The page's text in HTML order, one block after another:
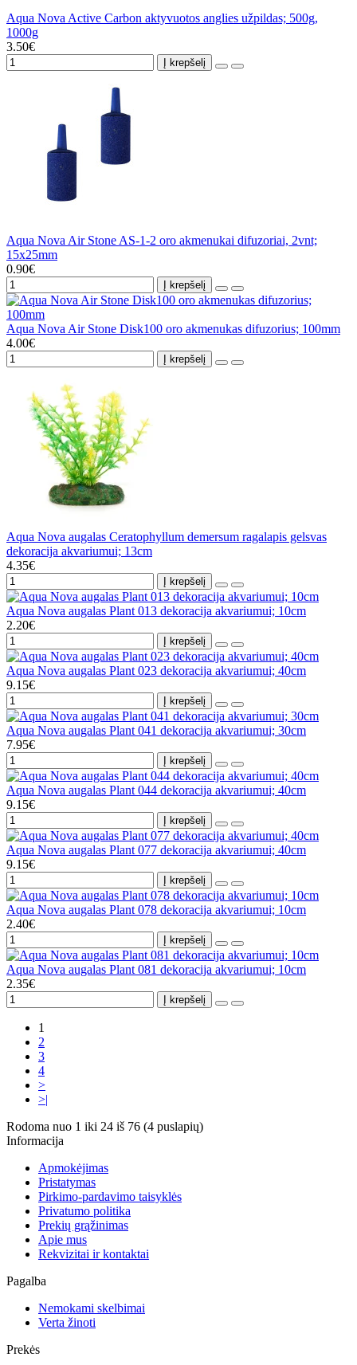
Aqua Nova Active Carbon aktyvuotos anglies užpildas; 500g,
1000g
3.50€
Į krepšelį
Aqua Nova Air Stone AS-1-2 oro akmenukai difuzoriai, 2vnt;
15x25mm
0.90€
Į krepšelį
Aqua Nova Air Stone Disk100 oro akmenukas difuzorius; 100mm
4.00€
Į krepšelį
Aqua Nova augalas Ceratophyllum demersum ragalapis gelsvas
dekoracija akvariumui; 13cm
4.35€
Į krepšelį
Aqua Nova augalas Plant 013 dekoracija akvariumui; 10cm
2.20€
Į krepšelį
Aqua Nova augalas Plant 023 dekoracija akvariumui; 40cm
9.15€
Į krepšelį
Aqua Nova augalas Plant 041 dekoracija akvariumui; 30cm
7.95€
Į krepšelį
Aqua Nova augalas Plant 044 dekoracija akvariumui; 40cm
9.15€
Į krepšelį
Aqua Nova augalas Plant 077 dekoracija akvariumui; 40cm
9.15€
Į krepšelį
Aqua Nova augalas Plant 078 dekoracija akvariumui; 10cm
2.40€
Į krepšelį
Aqua Nova augalas Plant 081 dekoracija akvariumui; 10cm
2.35€
Į krepšelį
1
2
3
4
>
>|
Rodoma nuo 1 iki 24 iš 76 (4 puslapių)
Informacija
Apmokėjimas
Pristatymas
Pirkimo-pardavimo taisyklės
Privatumo politika
Prekių grąžinimas
Apie mus
Rekvizitai ir kontaktai
Pagalba
Nemokami skelbimai
Verta žinoti
Prekės